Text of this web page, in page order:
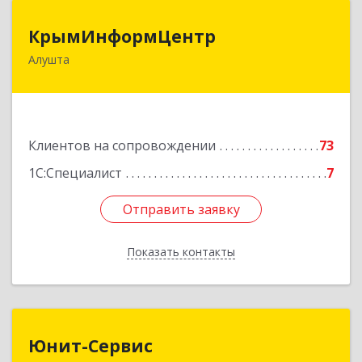
КрымИнформЦентр
Алушта
Клиентов на сопровождении
73
1С:Специалист
7
Отправить заявку
Показать контакты
298500, Крым Респ, Алушта г, Горького ул, дом
Отправить заявку
Назад
Юнит-Сервис